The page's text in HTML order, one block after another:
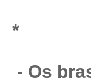
*
- Os